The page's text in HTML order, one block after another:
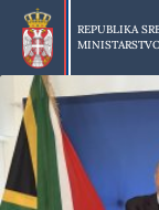
Preskoči
glavni
deo
sadržaja
REPUBLIKA